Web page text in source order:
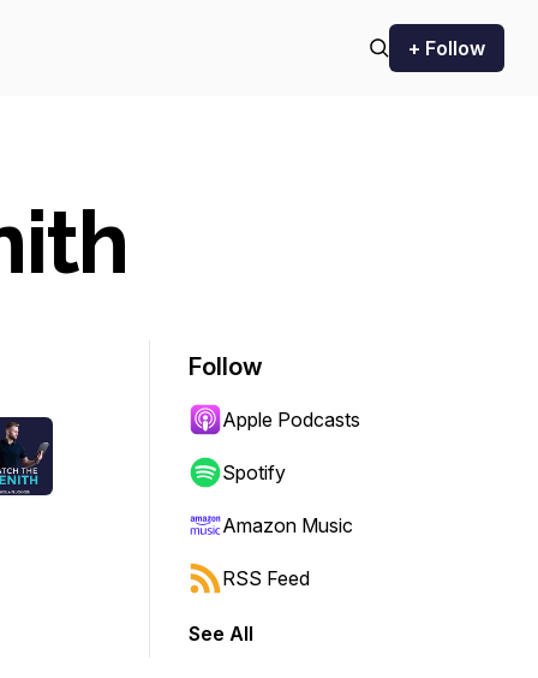
+ Follow
Follow
Apple Podcasts
Spotify
Amazon Music
RSS Feed
See All